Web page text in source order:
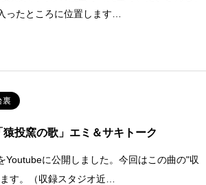
ったところに位置します…
裏
猿投窯の歌」エミ＆サキトーク
Youtubeに公開しました。今回はこの曲の"収
す。（収録スタジオ近…